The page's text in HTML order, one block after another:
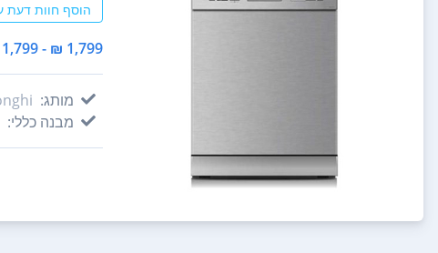
הוסף חוות דעת
1,799 ₪ - 1,799 ₪
מותג:
מבנה כללי: